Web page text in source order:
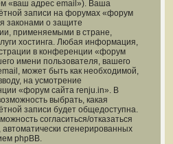
«ваш адрес email»). Ваша
записи на форумах «форум
законами о защите
применяемыми в стране,
хостинга. Любая информация,
в конференции «форум
имени пользователя, вашего
может быть как необходимой,
на усмотрение
«форум сайта renju.in». В
выбрать, какая
записи будет общедоступна.
согласиться/отказаться
сгенерированных
phpBB.